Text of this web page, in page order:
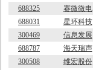
688325
赛微微电
688031
星环科技
300469
信息发展
688787
海天瑞声
300508
维宏股份